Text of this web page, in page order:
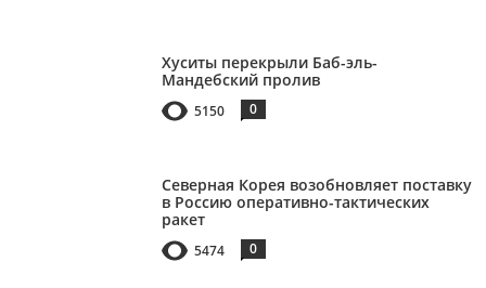
Хуситы перекрыли Баб-эль-
Мандебский пролив
5150 0
Северная Корея возобновляет поставку
в Россию оперативно-тактических
ракет
5474 0